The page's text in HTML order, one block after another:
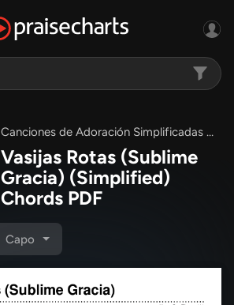
Canciones de Adoración Simplificadas en Español (Simplified
Vasijas Rotas (Sublime
Gracia) (Simplified)
Chords PDF
Capo